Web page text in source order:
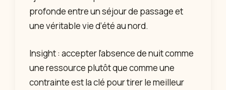
profonde entre un séjour de passage et
une véritable vie d’été au nord.
Insight : accepter l’absence de nuit comme
une ressource plutôt que comme une
contrainte est la clé pour tirer le meilleur